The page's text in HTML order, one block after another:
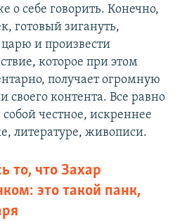
о себе говорить. Конечно,
готовый зигануть,
и произвести
которое при этом
получает огромную
своего контента. Все равно
честное, искреннее
литературе, живописи.
то, что Захар
это такой панк,